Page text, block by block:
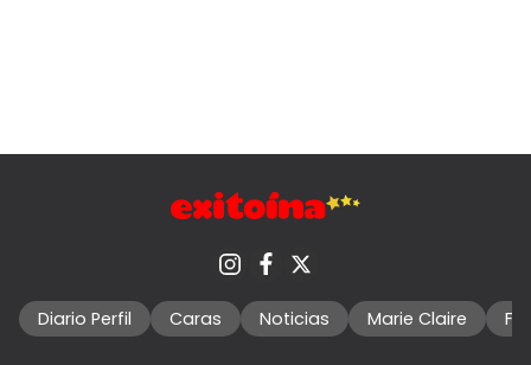
Diario Perfil Caras Noticias Marie Claire